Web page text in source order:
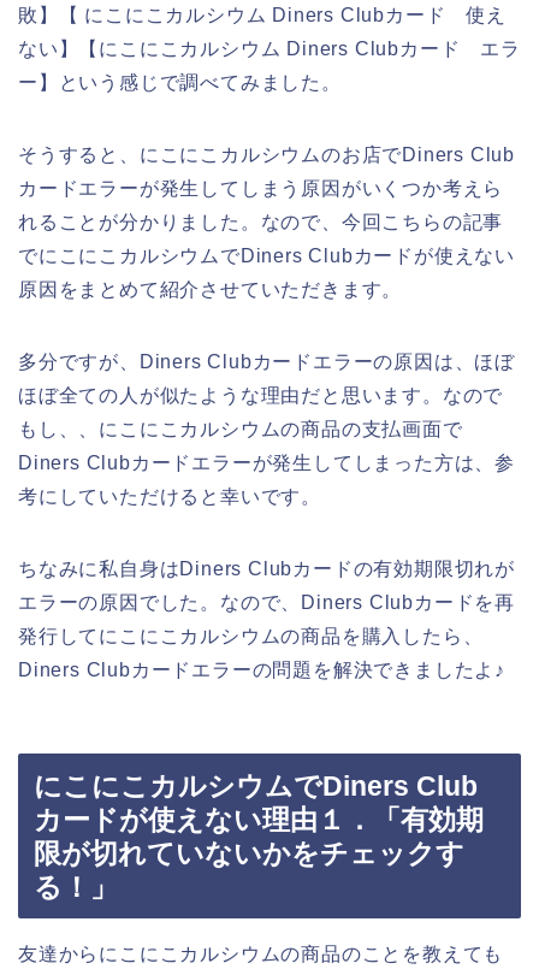
敗】【 にこにこカルシウム Diners Clubカード 使え
ない】【にこにこカルシウム Diners Clubカード エラ
ー】という感じで調べてみました。
そうすると、にこにこカルシウムのお店でDiners Club
カードエラーが発生してしまう原因がいくつか考えら
れることが分かりました。なので、今回こちらの記事
でにこにこカルシウムでDiners Clubカードが使えない
原因をまとめて紹介させていただきます。
多分ですが、Diners Clubカードエラーの原因は、ほぼ
ほぼ全ての人が似たような理由だと思います。なので
もし、、にこにこカルシウムの商品の支払画面で
Diners Clubカードエラーが発生してしまった方は、参
考にしていただけると幸いです。
ちなみに私自身はDiners Clubカードの有効期限切れが
エラーの原因でした。なので、Diners Clubカードを再
発行してにこにこカルシウムの商品を購入したら、
Diners Clubカードエラーの問題を解決できましたよ♪
にこにこカルシウムでDiners Club
カードが使えない理由１．「有効期
限が切れていないかをチェックす
る！」
友達からにこにこカルシウムの商品のことを教えても